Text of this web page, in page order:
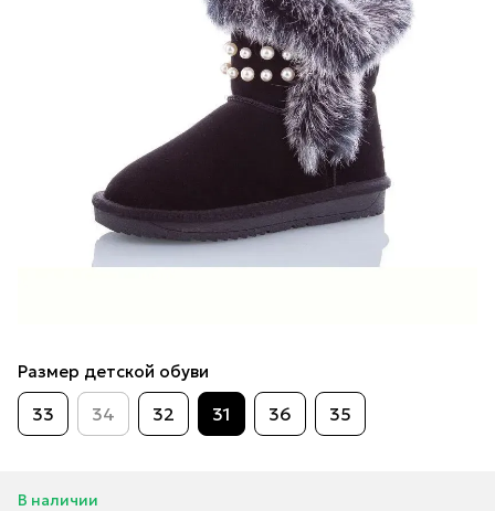
Размер детской обуви
33 34 32 31 36 35
В наличии